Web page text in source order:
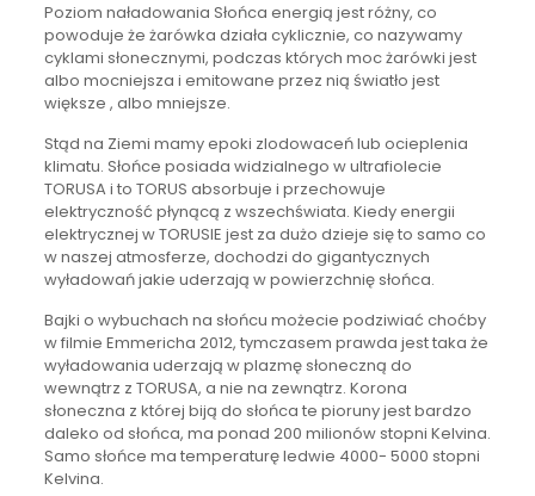
Poziom naładowania Słońca energią jest różny, co
powoduje że żarówka działa cyklicznie, co nazywamy
cyklami słonecznymi, podczas których moc żarówki jest
albo mocniejsza i emitowane przez nią światło jest
większe , albo mniejsze.
Stąd na Ziemi mamy epoki zlodowaceń lub ocieplenia
klimatu. Słońce posiada widzialnego w ultrafiolecie
TORUSA i to TORUS absorbuje i przechowuje
elektryczność płynącą z wszechświata. Kiedy energii
elektrycznej w TORUSIE jest za dużo dzieje się to samo co
w naszej atmosferze, dochodzi do gigantycznych
wyładowań jakie uderzają w powierzchnię słońca.
Bajki o wybuchach na słońcu możecie podziwiać choćby
w filmie Emmericha 2012, tymczasem prawda jest taka że
wyładowania uderzają w plazmę słoneczną do
wewnątrz z TORUSA, a nie na zewnątrz. Korona
słoneczna z której biją do słońca te pioruny jest bardzo
daleko od słońca, ma ponad 200 milionów stopni Kelvina.
Samo słońce ma temperaturę ledwie 4000- 5000 stopni
Kelvina.